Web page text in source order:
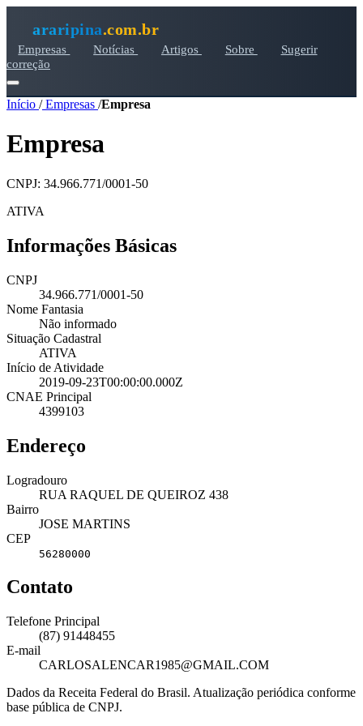
araripina.com.br
Empresas Notícias Artigos Sobre
Sugerir
correção
Início /Empresas /Empresa
Empresa
CNPJ: 34.966.771/0001-50
ATIVA
Informações Básicas
CNPJ
34.966.771/0001-50
Nome Fantasia
Não informado
Situação Cadastral
ATIVA
Início de Atividade
2019-09-23T00:00:00.000Z
CNAE Principal
4399103
Endereço
Logradouro
RUA RAQUEL DE QUEIROZ 438
Bairro
JOSE MARTINS
CEP
56280000
Contato
Telefone Principal
(87) 91448455
E-mail
CARLOSALENCAR1985@GMAIL.COM
Dados da Receita Federal do Brasil. Atualização periódica conforme
base pública de CNPJ.